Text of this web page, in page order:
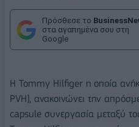
Πρόσθεσε το
στα αγαπημένα σου στη
Google
Η Tommy Hilfiger η οποία
PVH], ανακοινώνει την
capsule συνεργασία μεταξύ